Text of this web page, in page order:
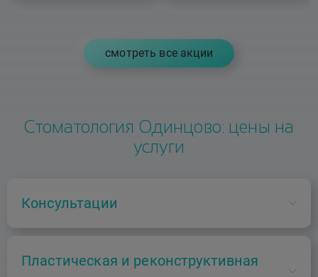
cмотреть все акции
Стоматология Одинцово: цены на
услуги
Консультации
В01.065.001
Пластическая и реконструктивная